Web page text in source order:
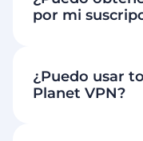
por mi
¿Puedo usar
Planet VPN?